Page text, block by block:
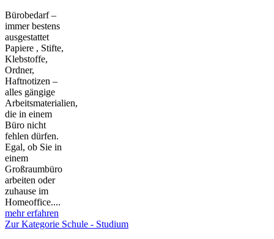
Bürobedarf –
immer bestens
ausgestattet
Papiere , Stifte,
Klebstoffe,
Ordner,
Haftnotizen –
alles gängige
Arbeitsmaterialien,
die in einem
Büro nicht
fehlen dürfen.
Egal, ob Sie in
einem
Großraumbüro
arbeiten oder
zuhause im
Homeoffice....
mehr erfahren
Zur Kategorie Schule - Studium